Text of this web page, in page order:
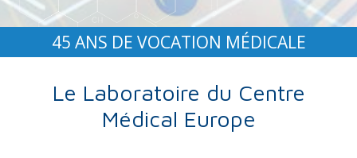
45 ANS DE VOCATION MÉDICALE
Le Laboratoire du Centre
Médical Europe